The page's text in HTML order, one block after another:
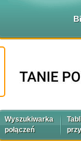
Wyszukiwarka
połączeń